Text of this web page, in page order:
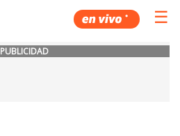
☰
PUBLICIDAD